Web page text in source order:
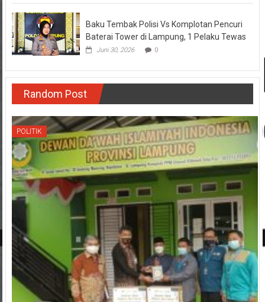
Baku Tembak Polisi Vs Komplotan Pencuri
Baterai Tower di Lampung, 1 Pelaku Tewas
Juni 30, 2026 0
Random Post
POLITIK